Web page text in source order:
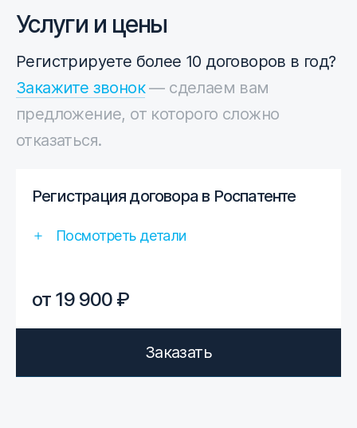
Услуги и цены
Регистрируете более 10 договоров в год?
Закажите звонок— сделаем вам
предложение, от которого сложно
отказаться.
Регистрация договора в Роспатенте
Посмотреть детали
от 19 900 ₽
Заказать